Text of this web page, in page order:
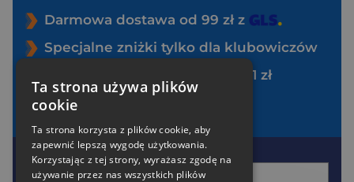
Darmowa dostawa od 99 zł z
Specjalne zniżki tylko dla klubowiczów
Pakiet zakładek Art Ladies za 1 zł
Brak opłat za uczestnictwo
Twój e-mail
Ta strona używa plików
cookie
Ta strona korzysta z plików cookie, aby
zapewnić lepszą wygodę użytkowania.
Korzystając z tej strony, wyrażasz zgodę na
używanie przez nas wszystkich plików